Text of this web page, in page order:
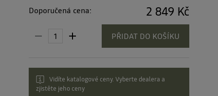
Doporučená cena: 2 849 Kč
PŘIDAT DO KOŠÍKU
Vidíte katalogové ceny. Vyberte dealera a
zjistěte jeho ceny